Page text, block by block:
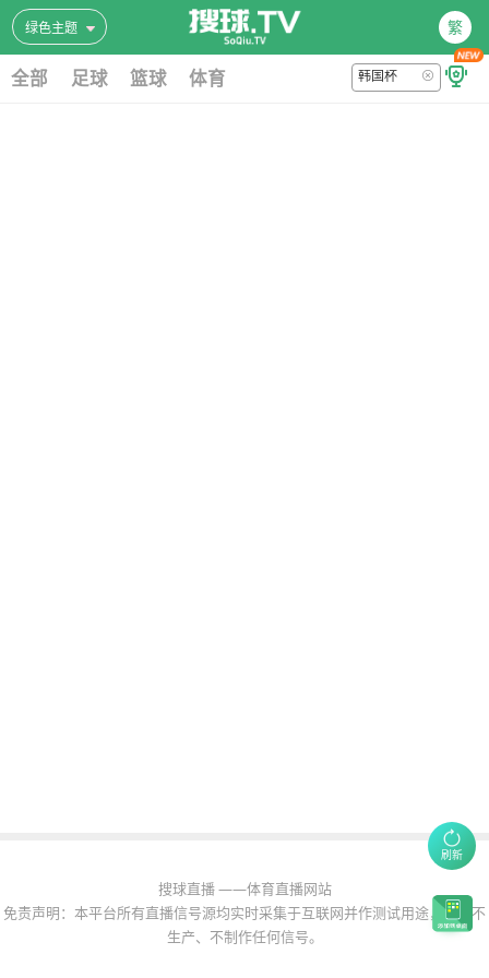
绿色主题 繁
全部 足球 篮球 体育 韩国杯
刷新
搜球直播 ——体育直播网站
免责声明：本平台所有直播信号源均实时采集于互联网并作测试用途，本站不
生产、不制作任何信号。